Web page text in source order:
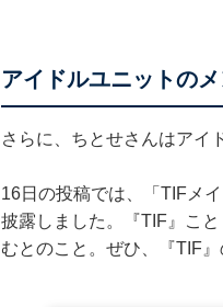
アイドルユニットの
さらに、ちとせさんはアイ
16日の投稿では、「TIFメ
披露しました。『TIF』こ
むとのこと。ぜひ、『TIF